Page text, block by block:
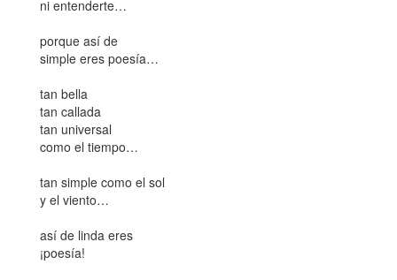
ni entenderte…
porque así de
simple eres poesía…
tan bella
tan callada
tan universal
como el tiempo…
tan simple como el sol
y el viento…
así de linda eres
¡poesía!